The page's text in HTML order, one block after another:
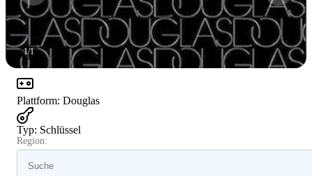
1/1
Plattform: Douglas
Typ: Schlüssel
Region: